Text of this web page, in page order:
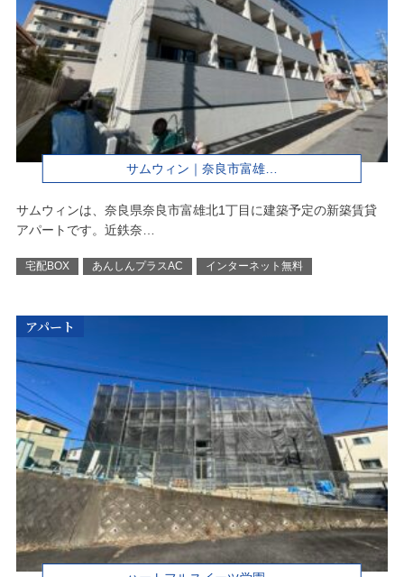
サムウィン｜奈良市富雄…
サムウィンは、奈良県奈良市富雄北1丁目に建築予定の新築賃貸
アパートです。近鉄奈…
宅配BOX あんしんプラスAC インターネット無料
アパート